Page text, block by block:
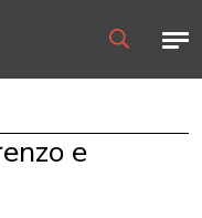
e